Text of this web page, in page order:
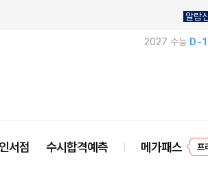
알람
2027 수능 D-
서점 수시합격예측 메가패스 프